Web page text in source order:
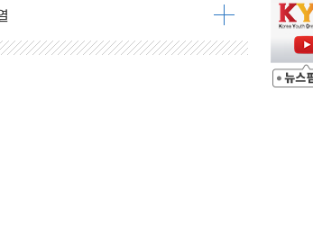
유가·금리·입법 지연 '삼중 부담'
만 빈그룹이 상쇄
른 중동 화약고
]